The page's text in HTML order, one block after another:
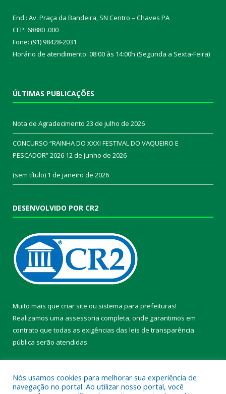
End.: Av. Praça da Bandeira, SN Centro – Chaves PA
CEP: 68880 .000
Fone: (91) 98428-2031
Horário de atendimento: 08:00 às 14:00h (Segunda a Sexta-Feira)
ÚLTIMAS PUBLICAÇÕES
Nota de Agradecimento 23 de julho de 2026
CONCURSO “RAINHA DO XXXI FESTIVAL DO VAQUEIRO E
PESCADOR” 2026 12 de junho de 2026
(sem título) 1 de janeiro de 2026
DESENVOLVIDO POR CR2
Muito mais que criar site ou sistema para prefeituras!
Realizamos uma assessoria completa, onde garantimos em
contrato que todas as exigências das leis de transparência
pública serão atendidas.
Nós usamos cookies para melhorar sua experiência de
navegação no portal. Ao utilizar nosso portal, você